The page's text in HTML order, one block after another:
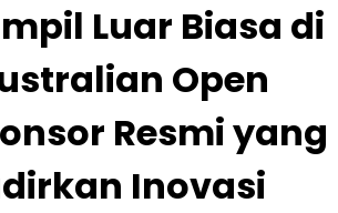
Luar Biasa di
Open
Resmi yang
Inovasi